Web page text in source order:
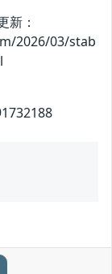
新：
2026/03/stab